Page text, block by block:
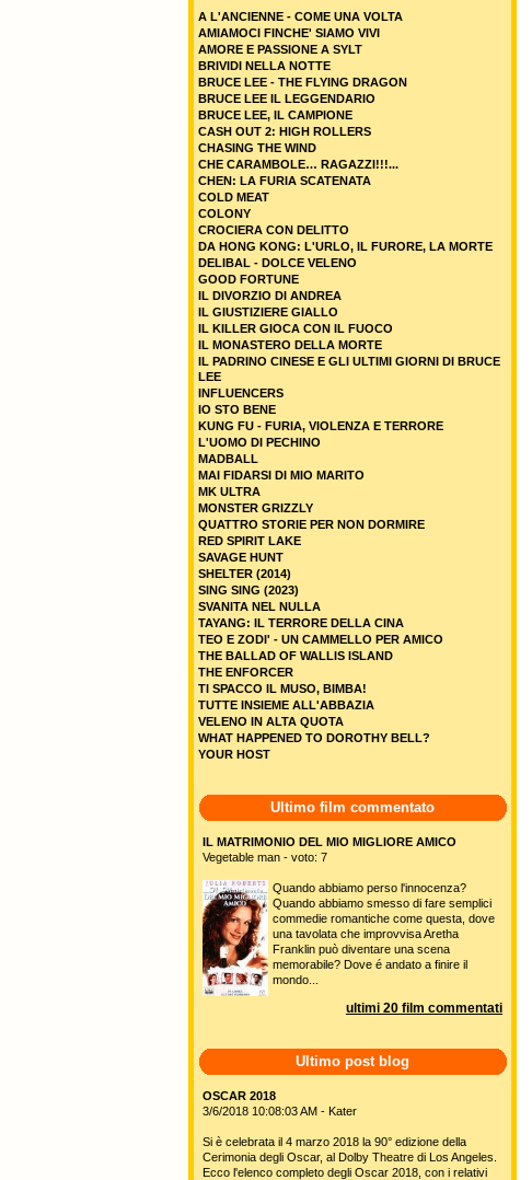
A L'ANCIENNE - COME UNA VOLTA
AMIAMOCI FINCHE' SIAMO VIVI
AMORE E PASSIONE A SYLT
BRIVIDI NELLA NOTTE
BRUCE LEE - THE FLYING DRAGON
BRUCE LEE IL LEGGENDARIO
BRUCE LEE, IL CAMPIONE
CASH OUT 2: HIGH ROLLERS
CHASING THE WIND
CHE CARAMBOLE… RAGAZZI!!!...
CHEN: LA FURIA SCATENATA
COLD MEAT
COLONY
CROCIERA CON DELITTO
DA HONG KONG: L'URLO, IL FURORE, LA MORTE
DELIBAL - DOLCE VELENO
GOOD FORTUNE
IL DIVORZIO DI ANDREA
IL GIUSTIZIERE GIALLO
IL KILLER GIOCA CON IL FUOCO
IL MONASTERO DELLA MORTE
IL PADRINO CINESE E GLI ULTIMI GIORNI DI BRUCE
LEE
INFLUENCERS
IO STO BENE
KUNG FU - FURIA, VIOLENZA E TERRORE
L'UOMO DI PECHINO
MADBALL
MAI FIDARSI DI MIO MARITO
MK ULTRA
MONSTER GRIZZLY
QUATTRO STORIE PER NON DORMIRE
RED SPIRIT LAKE
SAVAGE HUNT
SHELTER (2014)
SING SING (2023)
SVANITA NEL NULLA
TAYANG: IL TERRORE DELLA CINA
TEO E ZODI' - UN CAMMELLO PER AMICO
THE BALLAD OF WALLIS ISLAND
THE ENFORCER
TI SPACCO IL MUSO, BIMBA!
TUTTE INSIEME ALL'ABBAZIA
VELENO IN ALTA QUOTA
WHAT HAPPENED TO DOROTHY BELL?
YOUR HOST
Ultimo film commentato
IL MATRIMONIO DEL MIO MIGLIORE AMICO
Vegetable man - voto: 7
Quando abbiamo perso l'innocenza?
Quando abbiamo smesso di fare semplici
commedie romantiche come questa, dove
una tavolata che improvvisa Aretha
Franklin può diventare una scena
memorabile? Dove é andato a finire il
mondo...
ultimi 20 film commentati
Ultimo post blog
OSCAR 2018
3/6/2018 10:08:03 AM - Kater
Si è celebrata il 4 marzo 2018 la 90° edizione della
Cerimonia degli Oscar, al Dolby Theatre di Los Angeles.
Ecco l'elenco completo degli Oscar 2018, con i relativi